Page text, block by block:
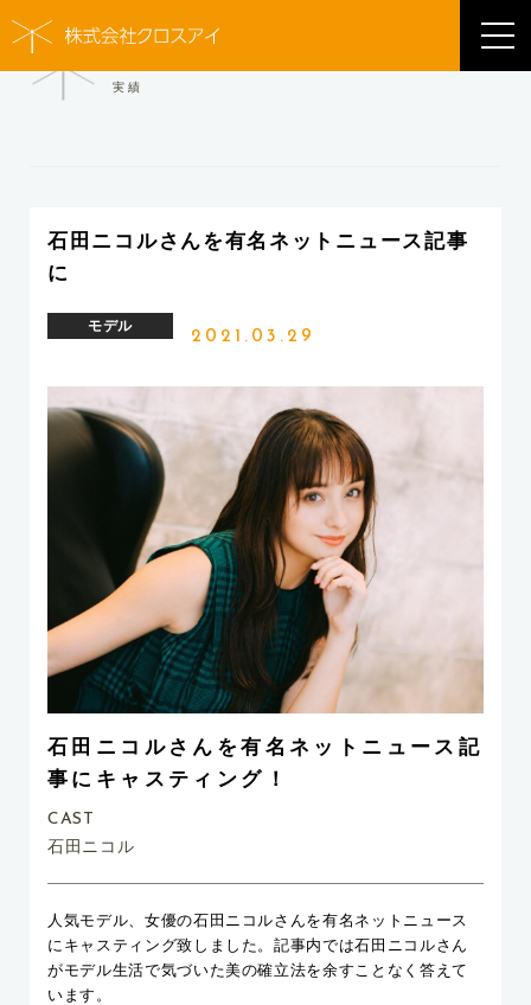
WORKS
実績
石田ニコルさんを有名ネットニュース記事
に
モデル
2021.03.29
石田ニコルさんを有名ネットニュース記
事にキャスティング！
CAST
石田ニコル
人気モデル、女優の石田ニコルさんを有名ネットニュース
にキャスティング致しました。記事内では石田ニコルさん
がモデル生活で気づいた美の確立法を余すことなく答えて
います。